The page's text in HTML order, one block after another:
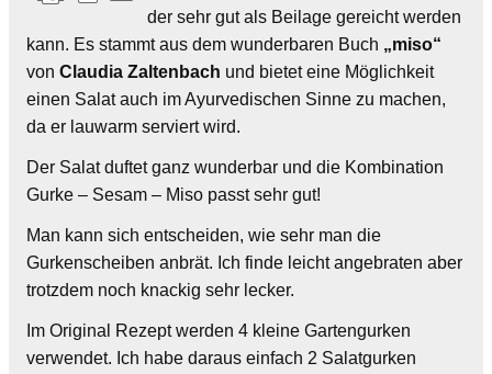
der sehr gut als Beilage gereicht werden
kann. Es stammt aus dem wunderbaren Buch „miso“
von Claudia Zaltenbach und bietet eine Möglichkeit
einen Salat auch im Ayurvedischen Sinne zu machen,
da er lauwarm serviert wird.
Der Salat duftet ganz wunderbar und die Kombination
Gurke – Sesam – Miso passt sehr gut!
Man kann sich entscheiden, wie sehr man die
Gurkenscheiben anbrät. Ich finde leicht angebraten aber
trotzdem noch knackig sehr lecker.
Im Original Rezept werden 4 kleine Gartengurken
verwendet. Ich habe daraus einfach 2 Salatgurken